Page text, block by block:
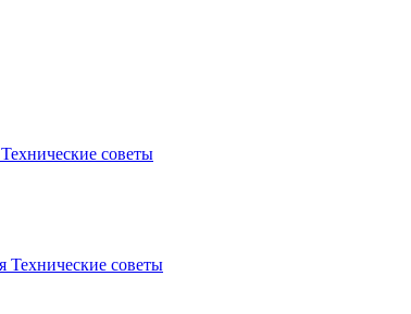
Технические советы
Технические советы